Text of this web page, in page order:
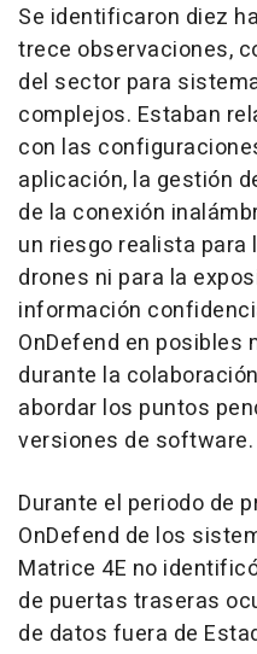
Se identificaron diez
trece observaciones,
del sector para
complejos. Estaban
con las
aplicación, la gestión
de la conexión
un riesgo realista para
drones ni para la
información
OnDefend en posibles
durante la
abordar los puntos
versiones de software.
Durante el periodo de
OnDefend de los
Matrice 4E no
de puertas traseras
de datos fuera de